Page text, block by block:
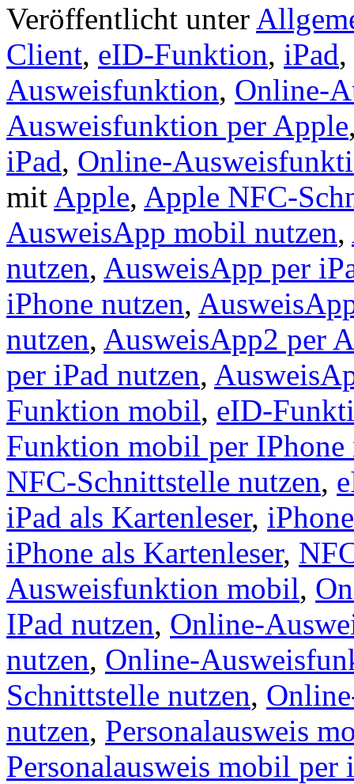
Veröffentlicht unter
Client, eID-Funktion, iPad,
Ausweisfunktion, Online-
Ausweisfunktion per Apple
iPad, Online-
mit Apple, Apple NFC-
AusweisApp mobil nutzen,
nutzen, AusweisApp per
iPhone nutzen,
nutzen, AusweisApp2 per
per iPad nutzen,
Funktion mobil, eID-
Funktion mobil per IPhone
NFC-Schnittstelle nutzen,
iPad als Kartenleser, iPhone
iPhone als Kartenleser,
Ausweisfunktion mobil,
IPad nutzen, Online-
nutzen, Online-
Schnittstelle nutzen,
nutzen, Personalausweis
Personalausweis mobil per